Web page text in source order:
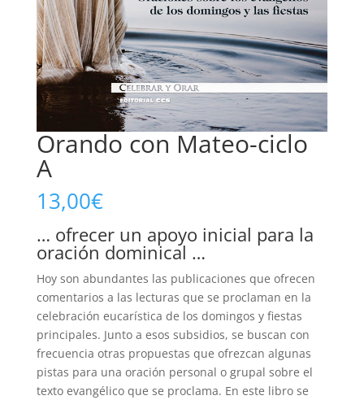
Orando con Mateo-ciclo
A
13,00€
… ofrecer un apoyo inicial para la
oración dominical …
Hoy son abundantes las publicaciones que ofrecen
comentarios a las lecturas que se proclaman en la
celebración eucarística de los domingos y fiestas
principales. Junto a esos subsidios, se buscan con
frecuencia otras propuestas que ofrezcan algunas
pistas para una oración personal o grupal sobre el
texto evangélico que se proclama. En este libro se